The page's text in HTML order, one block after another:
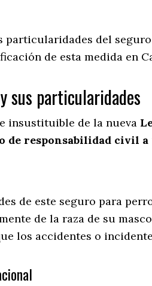
particularidades del
de esta medida en
sus particularidades
insustituible de la nueva
de responsabilidad civil
de este seguro para
de la raza de su
los accidentes o